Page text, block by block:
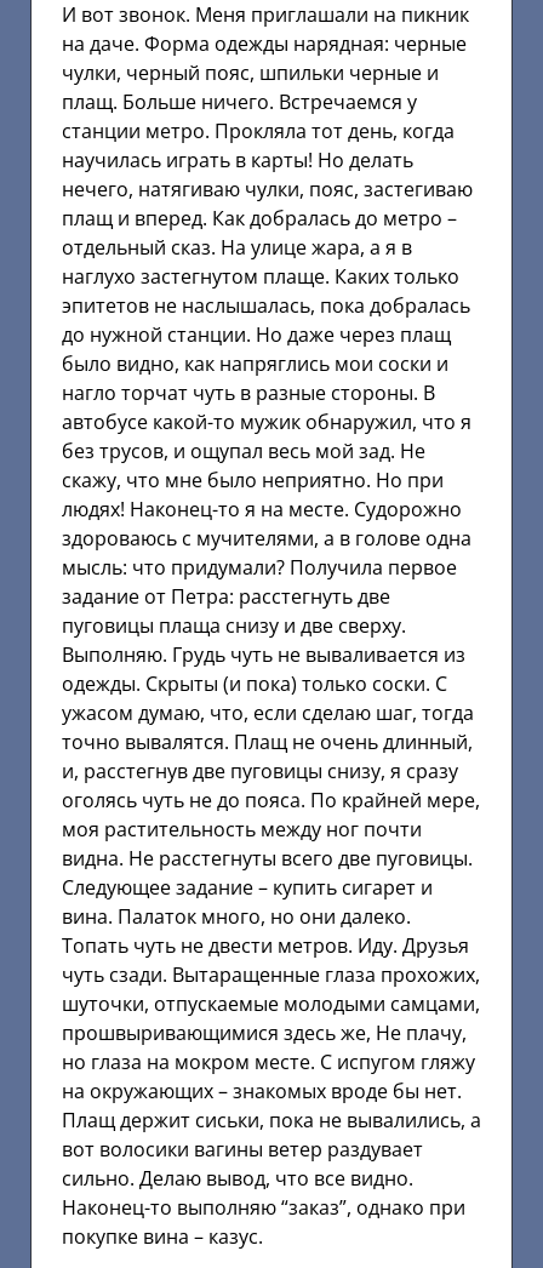
И вот звонок. Меня приглашали на пикник
на даче. Форма одежды нарядная: черные
чулки, черный пояс, шпильки черные и
плащ. Больше ничего. Встречаемся у
станции метро. Прокляла тот день, когда
научилась играть в карты! Но делать
нечего, натягиваю чулки, пояс, застегиваю
плащ и вперед. Как добралась до метро –
отдельный сказ. На улице жара, а я в
наглухо застегнутом плаще. Каких только
эпитетов не наслышалась, пока добралась
до нужной станции. Но даже через плащ
было видно, как напряглись мои соски и
нагло торчат чуть в разные стороны. В
автобусе какой-то мужик обнаружил, что я
без трусов, и ощупал весь мой зад. Не
скажу, что мне было неприятно. Но при
людях! Наконец-то я на месте. Судорожно
здороваюсь с мучителями, а в голове одна
мысль: что придумали? Получила первое
задание от Петра: расстегнуть две
пуговицы плаща снизу и две сверху.
Выполняю. Грудь чуть не вываливается из
одежды. Скрыты (и пока) только соски. С
ужасом думаю, что, если сделаю шаг, тогда
точно вывалятся. Плащ не очень длинный,
и, расстегнув две пуговицы снизу, я сразу
оголясь чуть не до пояса. По крайней мере,
моя растительность между ног почти
видна. Не расстегнуты всего две пуговицы.
Следующее задание – купить сигарет и
вина. Палаток много, но они далеко.
Топать чуть не двести метров. Иду. Друзья
чуть сзади. Вытаращенные глаза прохожих,
шуточки, отпускаемые молодыми самцами,
прошвыривающимися здесь же, Не плачу,
но глаза на мокром месте. С испугом гляжу
на окружающих – знакомых вроде бы нет.
Плащ держит сиськи, пока не вывалились, а
вот волосики вагины ветер раздувает
сильно. Делаю вывод, что все видно.
Наконец-то выполняю “заказ”, однако при
покупке вина – казус.